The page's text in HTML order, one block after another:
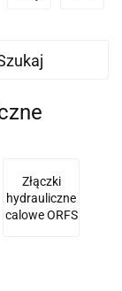
Złączki
hydrauliczne
calowe ORFS